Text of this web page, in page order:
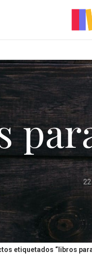
22
etiquetados “libros